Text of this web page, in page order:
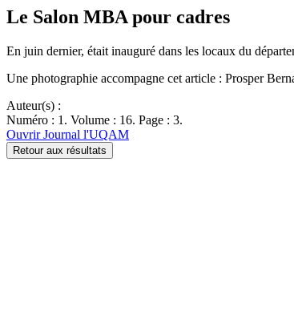
Le Salon MBA pour cadres
En juin dernier, était inauguré dans les locaux du
Une photographie accompagne cet article : Prosper
Auteur(s) :
Numéro : 1. Volume : 16. Page : 3.
Ouvrir Journal l'UQAM
Retour aux résultats